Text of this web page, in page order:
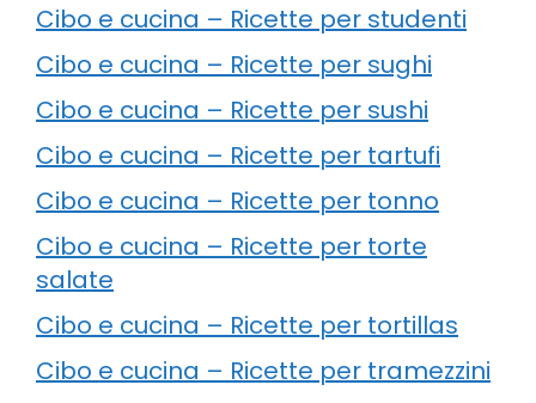
Cibo e cucina – Ricette per studenti
Cibo e cucina – Ricette per sughi
Cibo e cucina – Ricette per sushi
Cibo e cucina – Ricette per tartufi
Cibo e cucina – Ricette per tonno
Cibo e cucina – Ricette per torte
salate
Cibo e cucina – Ricette per tortillas
Cibo e cucina – Ricette per tramezzini